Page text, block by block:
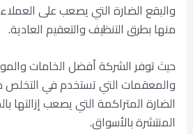
والبقع الضارة التي يصعب على
منها بطرق التنظيف والتعقيم العادية.
حيث توفر الشركة أفضل الخامات
والمعقمات التي تستخدم في التخلص
الضارة المتراكمة التي يصعب إزالتها
المنتشرة بالأسواق.